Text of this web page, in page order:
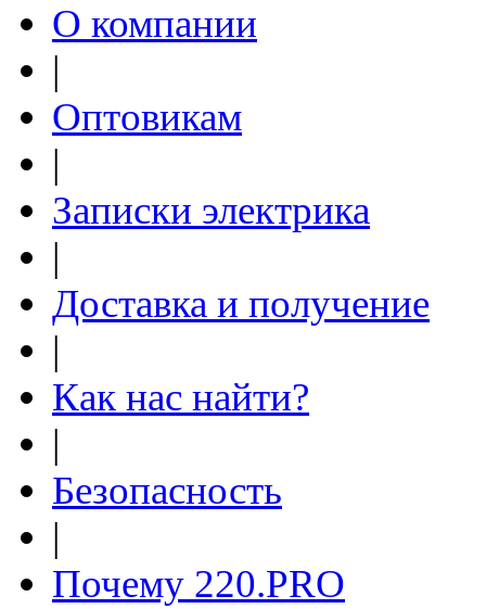
О компании
|
Оптовикам
|
Записки электрика
|
Доставка и получение
|
Как нас найти?
|
Безопасность
|
Почему 220.PRO